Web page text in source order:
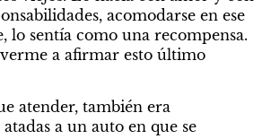
acomodarse en ese
lo sentía como una recompensa.
a afirmar esto último
atender, también era
a un auto en que se